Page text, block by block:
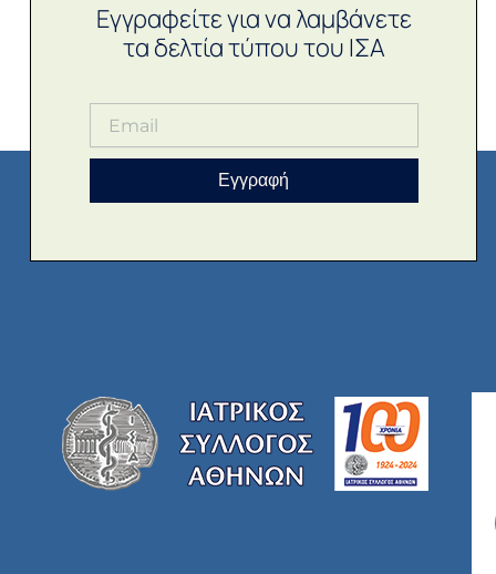
Εγγραφείτε για να λαμβάνετε
τα δελτία τύπου του ΙΣΑ
Εγγραφή